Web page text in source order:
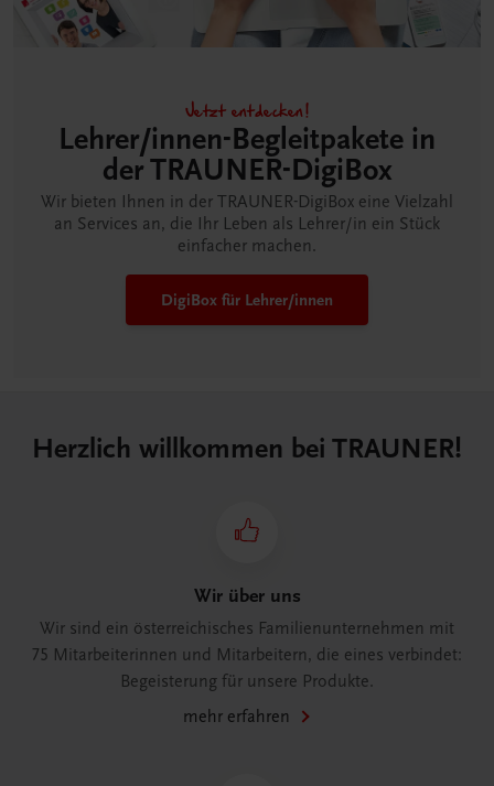
Jetzt entdecken!
Lehrer/innen-Begleitpakete in
der TRAUNER-DigiBox
Wir bieten Ihnen in der TRAUNER-DigiBox eine Vielzahl
an Services an, die Ihr Leben als Lehrer/in ein Stück
einfacher machen.
DigiBox für Lehrer/innen
Herzlich willkommen bei TRAUNER!
Wir über uns
Wir sind ein österreichisches Familienunternehmen mit
75 Mitarbeiterinnen und Mitarbeitern, die eines verbindet:
Begeisterung für unsere Produkte.
mehr erfahren